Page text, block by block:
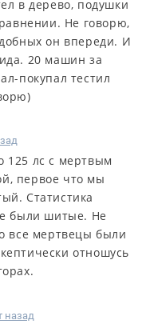
в дерево, подушки
Не говорю,
он впереди. И
20 машин за
покупал тестил
125 лс с мертвым
первое что мы
Статистика
были шитые. Не
все мертвецы были
отношусь
назад